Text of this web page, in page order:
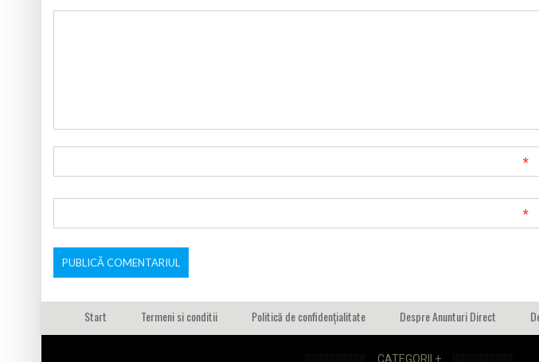
*
*
Start Termeni si conditii Politică de confidențialitate Despre Anunturi Direct
CATEGORII +